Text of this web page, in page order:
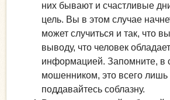
них бывают и счастливые
цель. Вы в этом случае
может случиться и так, что
выводу, что человек
информацией. Запомните, в
мошенником, это всего лишь
поддавайтесь соблазну.